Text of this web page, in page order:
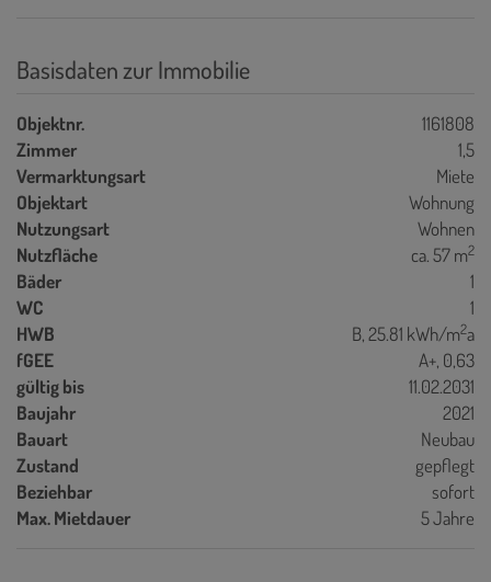
Basisdaten zur Immobilie
Objektnr.
1161808
Zimmer
1,5
Vermarktungsart
Miete
Objektart
Wohnung
Nutzungsart
Wohnen
Nutzfläche
ca. 57 m2
Bäder
1
WC
1
HWB
B, 25.81 kWh/m2a
fGEE
A+, 0,63
gültig bis
11.02.2031
Baujahr
2021
Bauart
Neubau
Zustand
gepflegt
Beziehbar
sofort
Max. Mietdauer
5 Jahre